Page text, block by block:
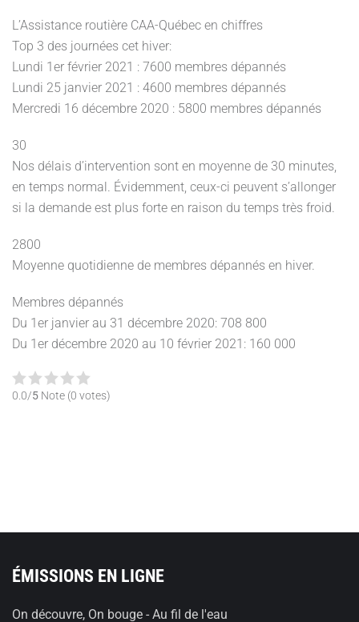
L’Assistance routière CAA-Québec en chiffres
Top 3 des journées cet hiver:
Lundi 1er février 2021 : 7600 membres dépannés
Lundi 25 janvier 2021 : 4600 membres dépannés
Mercredi 16 décembre 2020 : 5800 membres dépannés
30
Nos délais d’intervention sont en moyenne de 30 minutes,
en temps normal. Évidemment, ceux-ci peuvent s’allonger
si la demande est plus forte en raison du temps très froid.
2800
Moyenne quotidienne de membres dépannés en hiver.
Membres dépannés
Du 1er janvier au 31 décembre 2020: 708 800
Du 1er décembre 2020 au 10 février 2021: 160 000
0.0/5 Note (0 votes)
ÉMISSIONS EN LIGNE
On découvre, On bouge - Au fil de l'eau